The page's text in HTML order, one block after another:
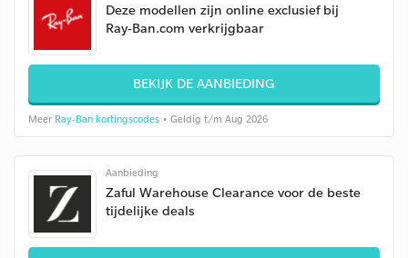
Deze modellen zijn online exclusief bij
Ray-Ban.com verkrijgbaar
BEKIJK DE AANBIEDING
Meer Ray-Ban kortingscodes • Geldig t/m Aug 2026
Aanbieding
Zaful Warehouse Clearance voor de beste
tijdelijke deals